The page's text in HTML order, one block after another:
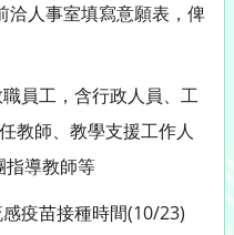
洽人事室填寫意願表，俾
員工，含行政人員、工
教師、教學支援工作人
指導教師等
疫苗接種時間(10/23)